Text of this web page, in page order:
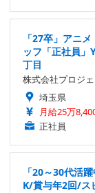
「27卒」アニ
ッフ「正社員
丁目
株式会社プロジ
埼玉県
月給25万
正社員
「20～30代活
K/賞与年2回/ス